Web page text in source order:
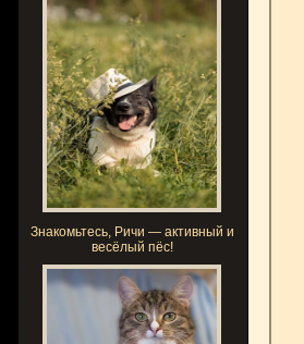
Знакомьтесь, Ричи — активный и
весёлый пёс!